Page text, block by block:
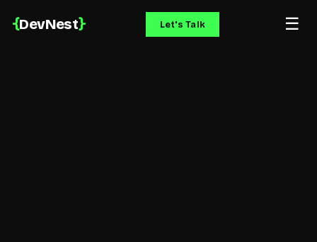
{DevNest} Let's Talk ☰